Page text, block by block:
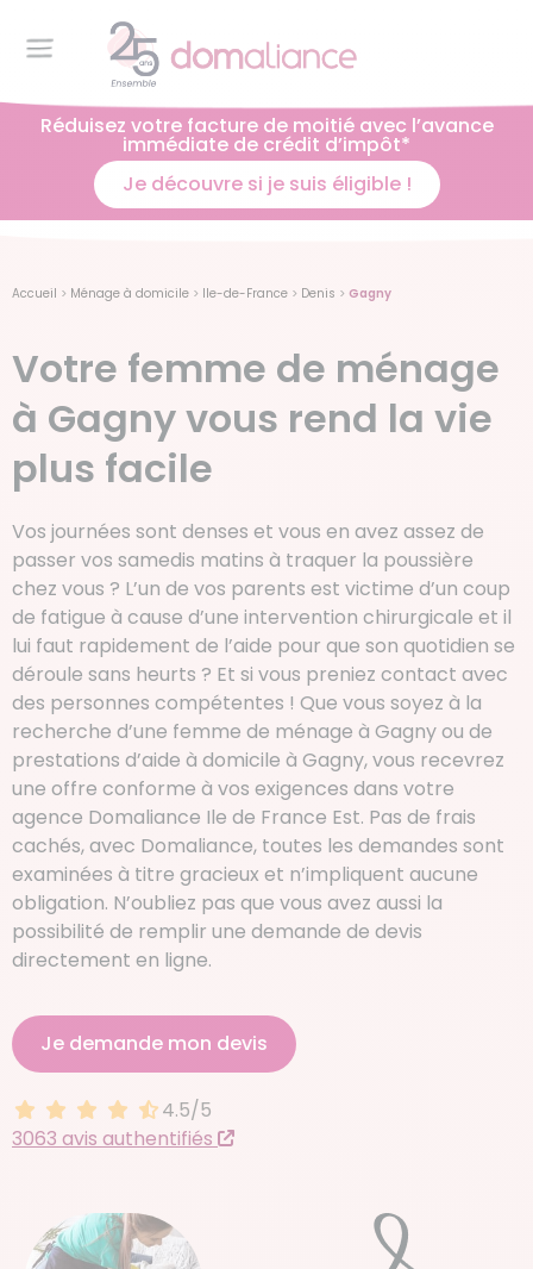
Réduisez votre facture de moitié avec l’avance
immédiate de crédit d’impôt*
Je découvre si je suis éligible !
Accueil > Ménage à domicile > Ile-de-France > Denis > Gagny
Votre femme de ménage
à Gagny vous rend la vie
plus facile
Vos journées sont denses et vous en avez assez de
passer vos samedis matins à traquer la poussière
chez vous ? L’un de vos parents est victime d’un coup
de fatigue à cause d’une intervention chirurgicale et il
lui faut rapidement de l’aide pour que son quotidien se
déroule sans heurts ? Et si vous preniez contact avec
des personnes compétentes ! Que vous soyez à la
recherche d’une femme de ménage à Gagny ou de
prestations d’aide à domicile à Gagny, vous recevrez
une offre conforme à vos exigences dans votre
agence Domaliance Ile de France Est. Pas de frais
cachés, avec Domaliance, toutes les demandes sont
examinées à titre gracieux et n’impliquent aucune
obligation. N’oubliez pas que vous avez aussi la
possibilité de remplir une demande de devis
directement en ligne.
Je demande mon devis
4.5 sur 5
4.5/5
3063 avis authentifiés